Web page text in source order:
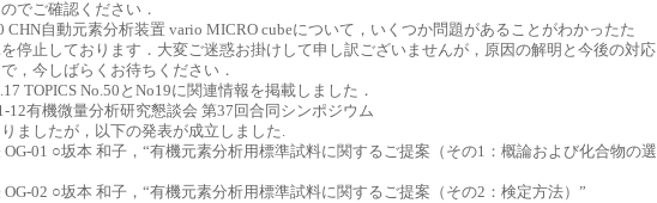
でご確認ください．
CHN自動元素分析装置 vario MICRO cubeについて，いくつか問題があることがわかったた
停止しております．大変ご迷惑お掛けして申し訳ございませんが，原因の解明と今後の対応
，今しばらくお待ちください．
TOPICS No.50とNo19に関連情報を掲載しました．
12有機微量分析研究懇談会 第37回合同シンポジウム
ましたが，以下の発表が成立しました.
OG-01 ○坂本 和子，“有機元素分析用標準試料に関するご提案（その1：概論および化合物の選
OG-02 ○坂本 和子，“有機元素分析用標準試料に関するご提案（その2：検定方法）”